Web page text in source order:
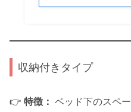
収納付きタイプ
👉 特徴： ベッド下のスペ